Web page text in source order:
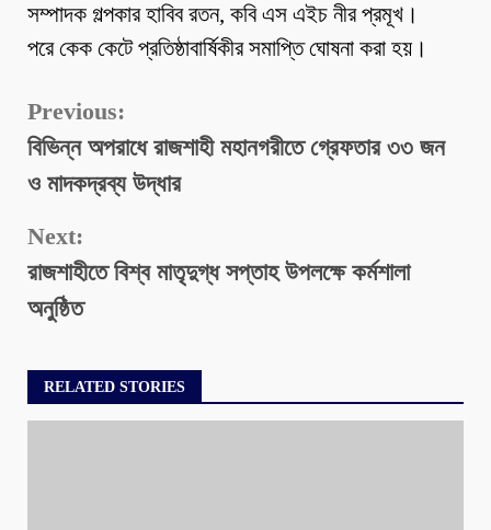
সম্পাদক গল্পকার হাবিব রতন, কবি এস এইচ নীর প্রমূখ।
পরে কেক কেটে প্রতিষ্ঠাবার্ষিকীর সমাপ্তি ঘোষনা করা হয়।
Continue
Reading
Previous:
বিভিন্ন অপরাধে রাজশাহী মহানগরীতে গ্রেফতার ৩৩ জন
ও মাদকদ্রব্য উদ্ধার
Next:
রাজশাহীতে বিশ্ব মাতৃদুগ্ধ সপ্তাহ উপলক্ষে কর্মশালা
অনুষ্ঠিত
RELATED STORIES